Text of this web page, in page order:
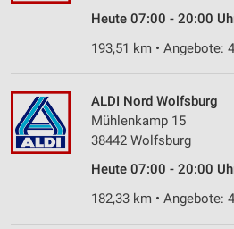
Heute 07:00 - 20:00
193,51 km • Angebote:
ALDI Nord Wolfsburg
Mühlenkamp 15
38442 Wolfsburg
Heute 07:00 - 20:00
182,33 km • Angebote: